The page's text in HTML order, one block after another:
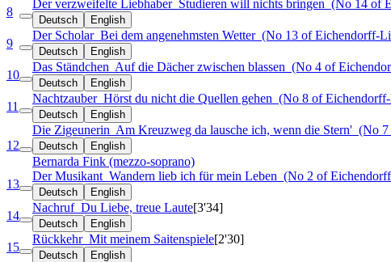
8
Der verzweifelte Liebhaber Studieren will nichts bringen (No 14 of
Deutsch English
9
Der Scholar Bei dem angenehmsten Wetter(No 13 of Eichendorff-
Deutsch English
10
Das Ständchen Auf die Dächer zwischen blassen (No 4 of
Deutsch English
11
Nachtzauber Hörst du nicht die Quellen gehen (No 8 of
Deutsch English
12
Die Zigeunerin Am Kreuzweg da lausche ich, wenn die Stern' (No 7
Deutsch English
Bernarda Fink (mezzo-soprano)
13
Der Musikant Wandern lieb ich für mein Leben (No 2 of
Deutsch English
14
Nachruf Du Liebe, treue Laute[3'34]
Deutsch English
15
Rückkehr Mit meinem Saitenspiele[2'30]
Deutsch English